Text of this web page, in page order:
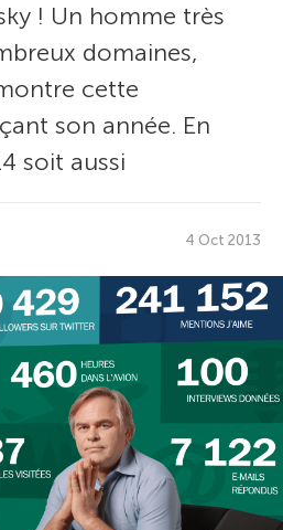
! Un homme très
domaines,
cette
son année. En
soit aussi
4 Oct 2013